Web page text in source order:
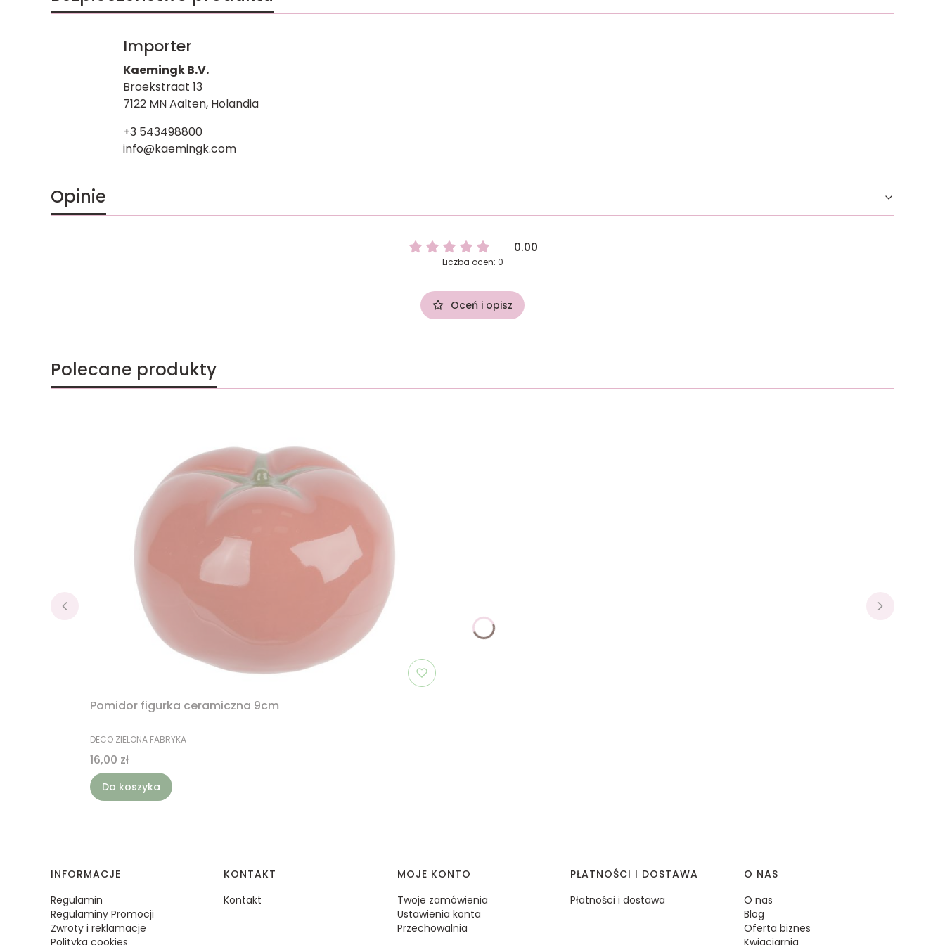
Importer
Kaemingk B.V.
Broekstraat 13
7122 MN Aalten, Holandia
+3 543498800
info@kaemingk.com
Opinie
0.00
Liczba ocen: 0
Oceń i opisz
Polecane produkty
Pomidor figurka ceramiczna 9cm
PRODUCENT
DECO ZIELONA FABRYKA
Cena
16,00 zł
Do koszyka
Linki w stopce
INFORMACJE
Regulamin
Regulaminy Promocji
Zwroty i reklamacje
Polityka cookies
KONTAKT
Kontakt
MOJE KONTO
Twoje zamówienia
Ustawienia konta
Przechowalnia
PŁATNOŚCI I DOSTAWA
Płatności i dostawa
O NAS
O nas
Blog
Oferta biznes
Kwiaciarnia